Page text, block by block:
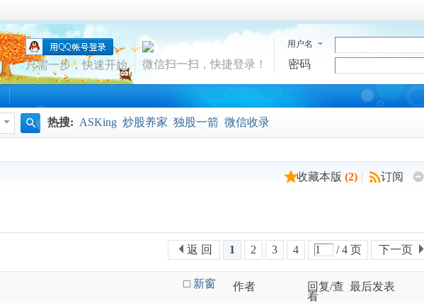
用户名
密码
微信扫一扫，快捷登录！
只需一步，快速开始
索
热搜: ASKing 炒股养家 独股一箭 微信收录
收藏本版 (2) | 订阅
1 2 3 4 / 4 页 下一页
返 回
新窗 作者
回复/查
看
最后发表